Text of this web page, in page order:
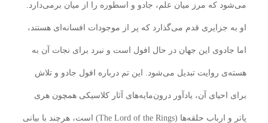
می‌شود که مرز میان علم، جادو و اسطوره را از میان برمی‌دارد.
او به جزایری قدم می‌گذارد که پر از موجودات افسانه‌ای هستند،
اما جادوی این جهان در حال افول است و نبرد برای نجات آن به
هسته‌ی روایت تبدیل می‌شود. این تم درباره افول جادو و تلاش
برای احیای آن، یادآور درون‌مایه‌های آثار کلاسیکی همچون هری
پاتر و ارباب حلقه‌ها (The Lord of the Rings) است، هرچند با بیانی